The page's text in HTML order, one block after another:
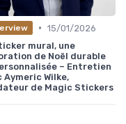
• 15/01/2026
mural, une
de Noël durable
– Entretien
Aymeric Wilke,
de Magic Stickers